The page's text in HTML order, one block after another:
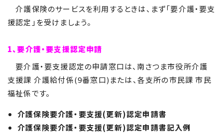
介護保険のサービスを利用するときは、まず「要介護・要支
援認定」を受けましょう。
1、要介護・要支援認定申請
要介護・要支援認定の申請窓口は、南さつま市役所介護
支援課 介護給付係(9番窓口)または、各支所の市民課 市民
福祉係です。
介護保険要介護・要支援(更新)認定申請書
介護保険要介護・要支援(更新)認定申請書記入例